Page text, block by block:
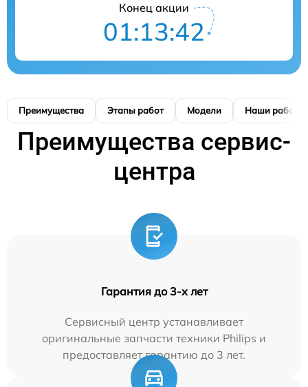
Конец акции
01:13:41
Преимущества Этапы работ Модели Наши работы
Преимущества сервис-
центра
Гарантия до 3-х лет
Сервисный центр устанавливает
оригинальные запчасти техники Philips и
предоставляет гарантию до 3 лет.